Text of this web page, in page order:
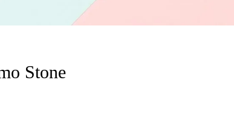
Stone